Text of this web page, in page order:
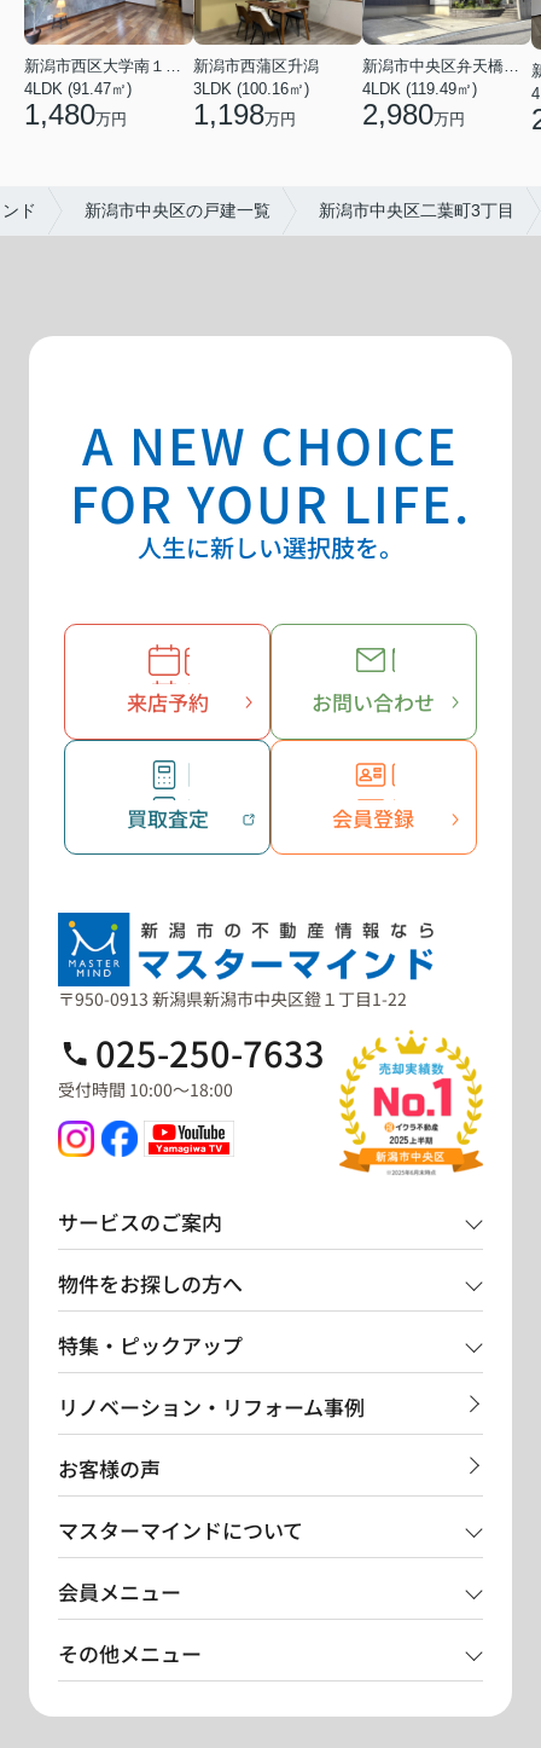
新潟市西区大学南１丁目
4LDK (91.47㎡)
1,480万円
新潟市西蒲区升潟
3LDK (100.16㎡)
1,198万円
新潟市中央区弁天橋通１丁目
4LDK (119.49㎡)
2,980万円
ド 新潟市中央区の戸建一覧 新潟市中央区二葉町3丁目
A NEW CHOICE
FOR YOUR LIFE.
人生に新しい選択肢を。
来店予約 お問い合わせ
買取査定 会員登録
〒950-0913 新潟県新潟市中央区鐙１丁目1-22
025-250-7633
受付時間 10:00～18:00
サービスのご案内
物件をお探しの方へ
特集・ピックアップ
リノベーション・リフォーム事例
お客様の声
マスターマインドについて
会員メニュー
その他メニュー